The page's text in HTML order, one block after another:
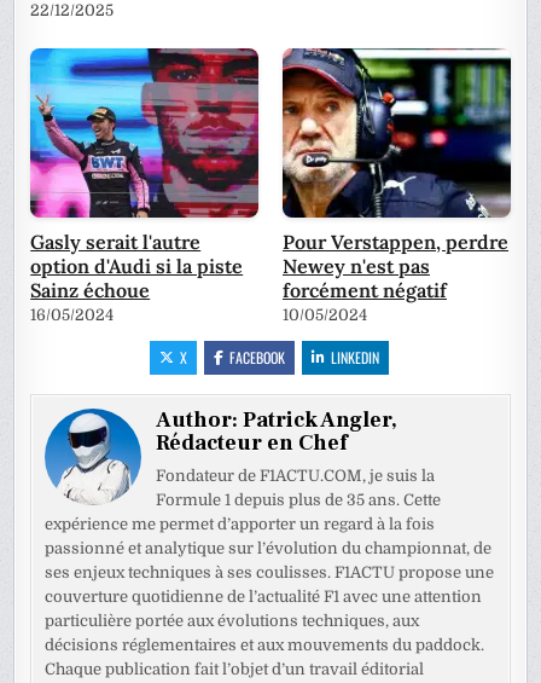
22/12/2025
Gasly serait l'autre
option d'Audi si la piste
Sainz échoue
16/05/2024
Pour Verstappen, perdre
Newey n'est pas
forcément négatif
10/05/2024
X FACEBOOK LINKEDIN
Author:Patrick Angler,
Rédacteur en Chef
Fondateur de F1ACTU.COM, je suis la
Formule 1 depuis plus de 35 ans. Cette
expérience me permet d’apporter un regard à la fois
passionné et analytique sur l’évolution du championnat, de
ses enjeux techniques à ses coulisses. F1ACTU propose une
couverture quotidienne de l’actualité F1 avec une attention
particulière portée aux évolutions techniques, aux
décisions réglementaires et aux mouvements du paddock.
Chaque publication fait l’objet d’un travail éditorial